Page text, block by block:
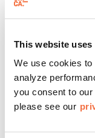
This website uses
We use cookies
analyze
you consent to
please see our
了解更多